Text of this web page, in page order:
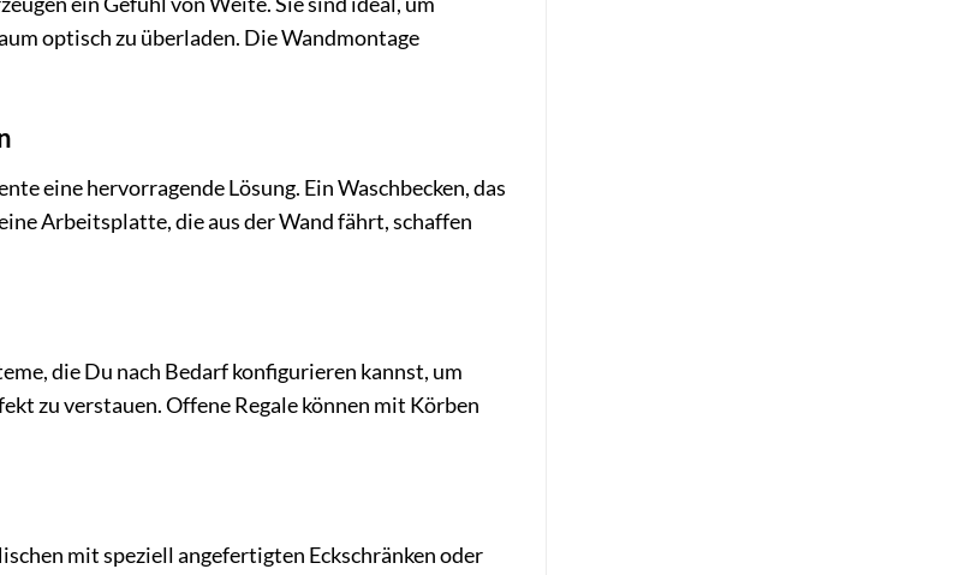
optisch zu überladen. Die Wandmontage
eine hervorragende Lösung. Ein Waschbecken, das
Arbeitsplatte, die aus der Wand fährt, schaffen
die Du nach Bedarf konfigurieren kannst, um
zu verstauen. Offene Regale können mit Körben
mit speziell angefertigten Eckschränken oder